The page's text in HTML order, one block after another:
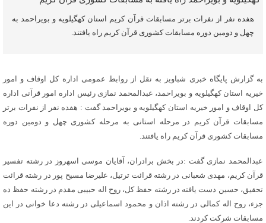
هفده نفر از نفرات برتر مسابقات قرآن کریم استان کهگیلویه و بویراحمد به
چهل و دومین دوره مسابقات کشوری قرآن کریم راه یافتند.
به گزارش پایگاه خبری شباویز به نقل از روابط عمومی اداره کل اوقاف و امور
خیریه استان کهگیلویه و بویراحمد، عبدالمحمد نمازی رئیس اداره امور قرآنی اداره
کل اوقاف و امور خیریه استان کهگیلویه و بویراحمد گفت : هفده نفر از نفرات برتر
مسابقات قرآن کریم در مرحله استانی به مرحله کشوری چهل و دومین دوره
مسابقات کشوری قرآن کریم راه یافتند.
عبدالمحمد نمازی گفت :در بخش برادران، آقایان موسی اسهروز در رشته تفسیر
قرآن کریم، مهدی شعبانی در رشته قرائت ترتیل، علیرضا مسیح پور در رشته قرائت
تحقیق، حسین دست یافته در رشته حفظ کل، روح اله حبیبی مقدم در رشته حفظ ده
جزء، روح اله کمالی در رشته اذان و محمود اسماعیلی در رشته دعا خوانی در این
مسابقات شرکت کردند.